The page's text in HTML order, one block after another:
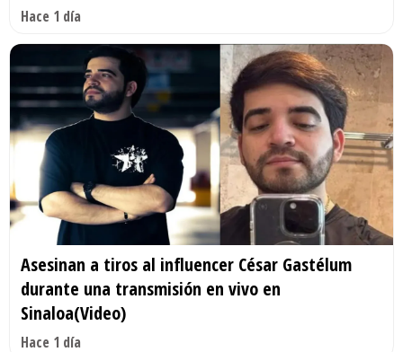
Hace 1 día
Asesinan a tiros al influencer César Gastélum
durante una transmisión en vivo en
Sinaloa(Video)
Hace 1 día